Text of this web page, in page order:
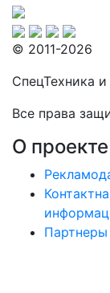
© 2011-2026
СпецТехника
Все права
О проекте
Партнеры